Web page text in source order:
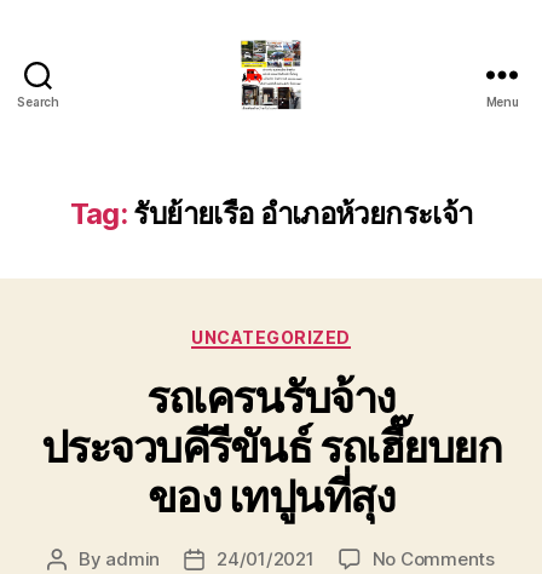
Search
สไลด์
ใน
หัวหิน
ชั่วโมง
โทร
0888000456
Menu
Tag: รับย้ายเรือ อำเภอห้วยกระเจ้า
Categories
UNCATEGORIZED
รถเครนรับจ้าง
ประจวบคีรีขันธ์ รถเฮี๊ยบยก
ของ เทปูนที่สุง
Post
By admin
Post24/01/2021 No Commentson